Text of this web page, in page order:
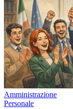
Amministrazione
Personale